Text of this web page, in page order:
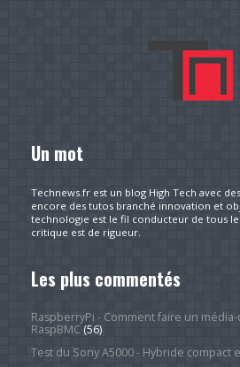
Un mot
Technews.fr est un blog High Tech avec
encore des tutos branché innovation et
technologie est le fil conducteur de tous
critique est de rigueur.
Les plus commentés
RaspberryPi - Comment faire un
RaspBMC(56)
Test du Sony A5000 - Hybride compact